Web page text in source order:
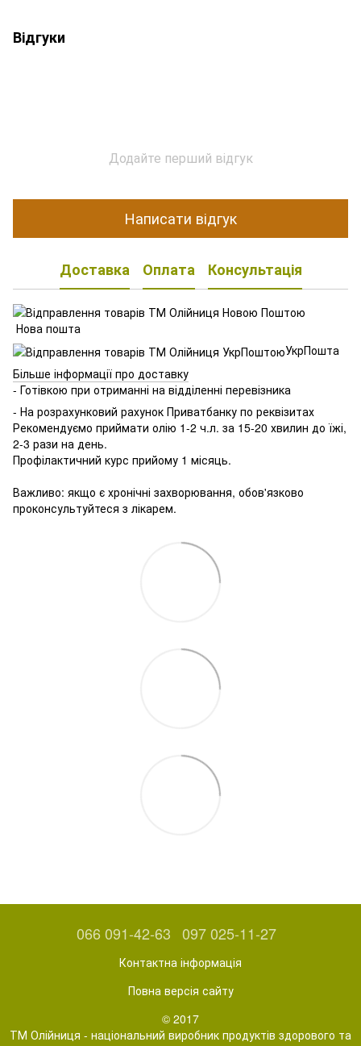
Відгуки
Додайте перший відгук
Написати відгук
Доставка Оплата Консультація
Нова пошта
УкрПошта
Більше інформації про доставку
- Готівкою при отриманні на відділенні перевізника
- На розрахунковий рахунок Приватбанку по реквізитах
Рекомендуємо приймати олію 1-2 ч.л. за 15-20 хвилин до їжі,
2-3 рази на день.
Профілактичний курс прийому 1 місяць.
Важливо: якщо є хронічні захворювання, обов'язково
проконсультуйтеся з лікарем.
066 091-42-63 097 025-11-27
Контактна інформація
Повна версія сайту
© 2017
ТМ Олійниця - національний виробник продуктів здорового та